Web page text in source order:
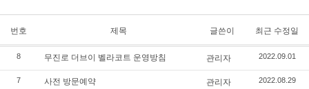
번호 제목 글쓴이 최근 수정일
8 무진로 더브이 벨라코트 운영방침 관리자 2022.09.01
7 사전 방문예약 관리자 2022.08.29